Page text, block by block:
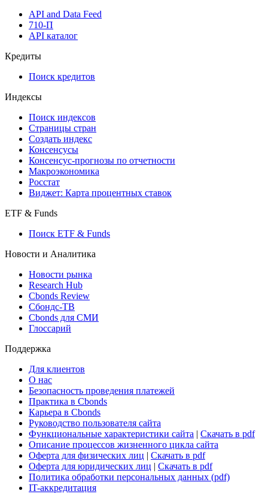
API and Data Feed
710-П
API каталог
Кредиты
Поиск кредитов
Индексы
Поиск индексов
Страницы стран
Создать индекс
Консенсусы
Консенсус-прогнозы по отчетности
Макроэкономика
Росстат
Виджет: Карта процентных ставок
ETF & Funds
Поиск ETF & Funds
Новости и Аналитика
Новости рынка
Research Hub
Cbonds Review
Сбондс-ТВ
Cbonds для СМИ
Глоссарий
Поддержка
Для клиентов
О нас
Безопасность проведения платежей
Практика в Cbonds
Карьера в Cbonds
Руководство пользователя сайта
Функциональные характеристики сайта | Скачать в pdf
Описание процессов жизненного цикла сайта
Оферта для физических лиц | Скачать в pdf
Оферта для юридических лиц | Скачать в pdf
Политика обработки персональных данных (pdf)
IT-аккредитация